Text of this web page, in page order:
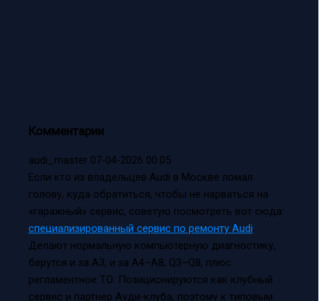
Комментарии
audi_master 07-04-2026 00:05
Если кто из владельцев Audi в Москве ломал
голову, куда обратиться, чтобы не нарваться на
«гаражный» сервис, советую посмотреть вот сюда:
специализированный сервис по ремонту Audi.
Делают нормальную компьютерную диагностику,
берутся и за А3, и за А4–А8, Q3–Q8, плюс
регламентное ТО. Позиционируются как клубный
сервис и партнер Ауди-клуба, поэтому к типовым